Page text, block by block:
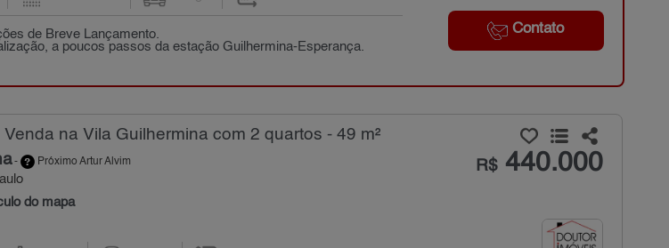
Contato
de Breve Lançamento.
a poucos passos da estação Guilhermina-Esperança.
na Vila Guilhermina com 2 quartos - 49 m²
- Próximo Artur Alvim
do mapa
R$440.000